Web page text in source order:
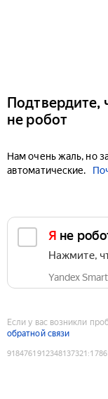
Подтвердите,
не робот
Нам очень жаль, но
автоматические.
Я не
Нажмите,
Yandex
Если у вас возникли
обратной связи
9184761912348137321 :